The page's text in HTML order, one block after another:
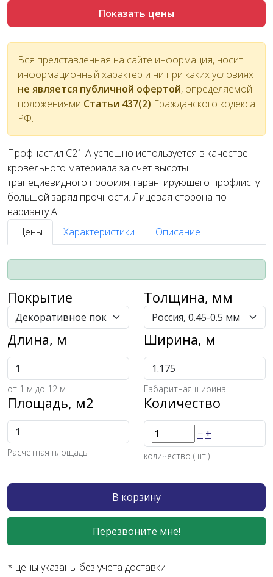
Показать цены
Вся представленная на сайте информация, носит
информационный характер и ни при каких условиях
не является публичной офертой, определяемой
положениями Статьи 437(2) Гражданского кодекса
РФ.
Профнастил С21 A успешно используется в качестве
кровельного материала за счет высоты
трапециевидного профиля, гарантирующего профлисту
большой заряд прочности. Лицевая сторона по
варианту А.
Цены
Характеристики Описание
Покрытие Толщина, мм
Длина, м
от 1 м до 12 м
Ширина, м
Габаритная ширина
Площадь, м2
Расчетная площадь
Количество
− +
количество (шт.)
В корзину
Перезвоните мне!
* цены указаны без учета доставки